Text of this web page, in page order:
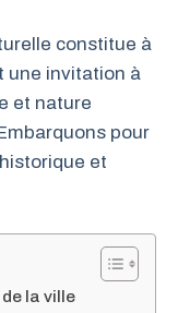
constitue à
une invitation à
et nature
pour
et
la ville